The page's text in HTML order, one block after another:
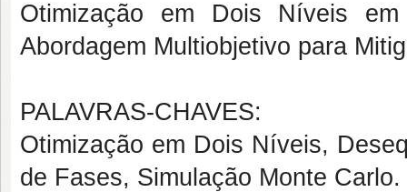
Otimização em Dois Níveis em
Abordagem Multiobjetivo para
PALAVRAS-CHAVES:
Otimização em Dois Níveis,
de Fases, Simulação Monte Carlo.